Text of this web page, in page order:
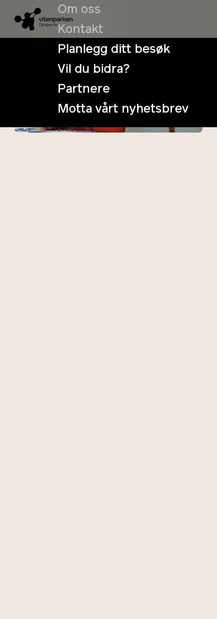
Om oss
Kontakt
Planlegg ditt besøk
Vil du bidra?
Partnere
Motta vårt nyhetsbrev
VitenSøndag:
22. September - 22. September
12:00